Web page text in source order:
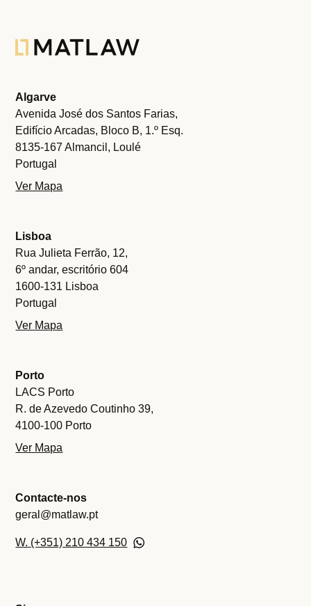
Algarve
Avenida José dos Santos Farias,
Edifício Arcadas, Bloco B, 1.º Esq.
8135-167 Almancil, Loulé
Portugal
Ver Mapa
Lisboa
Rua Julieta Ferrão, 12,
6º andar, escritório 604
1600-131 Lisboa
Portugal
Ver Mapa
Porto
LACS Porto
R. de Azevedo Coutinho 39,
4100-100 Porto
Ver Mapa
Contacte-nos
geral@matlaw.pt
W. (+351) 210 434 150